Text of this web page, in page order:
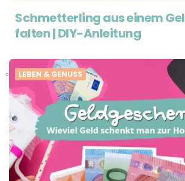
Schmetterling aus einem
falten | DIY-Anleitung
LEBEN & GENUSS